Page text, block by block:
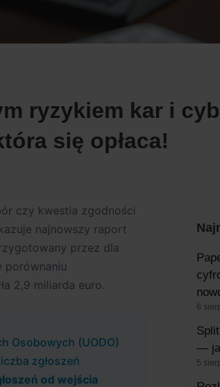
ryzykiem kar i
się opłaca!
czy kwestia zgodności
najnowszy raport
przez dla
porównaniu
2,9 miliarda euro.
Osobowych (UODO)
zgłoszeń
od wejścia
6
—
5